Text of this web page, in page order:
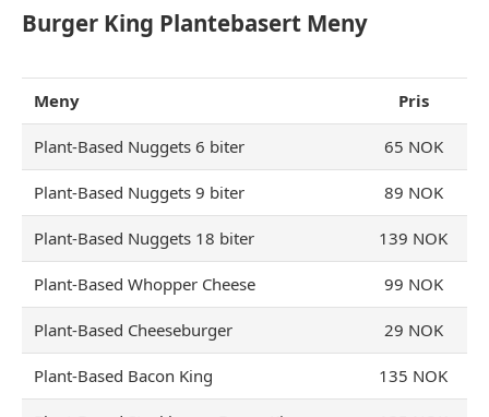
Burger King Plantebasert Meny
Meny Pris
Plant-Based Nuggets 6 biter 65 NOK
Plant-Based Nuggets 9 biter 89 NOK
Plant-Based Nuggets 18 biter 139 NOK
Plant-Based Whopper Cheese 99 NOK
Plant-Based Cheeseburger 29 NOK
Plant-Based Bacon King 135 NOK